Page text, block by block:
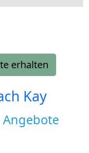
erhalten
Kay